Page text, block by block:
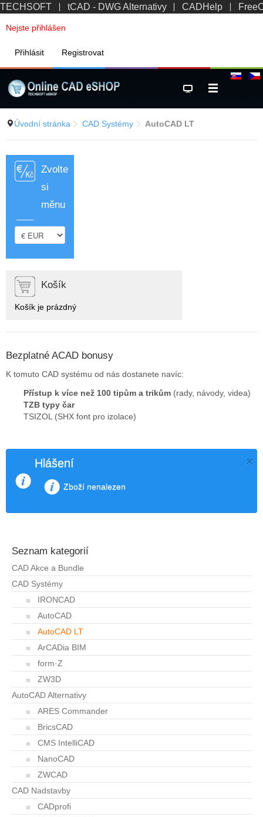
TECHSOFT tCAD - DWG Alternativy CADHelp
Nejste přihlášen
Přihlásit Registrovat
Úvodní stránka CAD Systémy AutoCAD LT
Zvolte
si
měnu
Košík
Košík je prázdný
Bezplatné ACAD bonusy
K tomuto CAD systému od nás dostanete navíc:
Přístup k více než 100 tipům a trikům (rady, návody, videa)
TZB typy čar
TSIZOL (SHX font pro izolace)
×
Hlášení
Zboží nenalezen
Seznam kategorií
CAD Akce a Bundle
CAD Systémy
IRONCAD
AutoCAD
AutoCAD LT
ArCADia BIM
form·Z
ZW3D
AutoCAD Alternativy
ARES Commander
BricsCAD
CMS IntelliCAD
NanoCAD
ZWCAD
CAD Nadstavby
CADprofi